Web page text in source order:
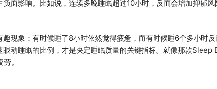
面影响。比如说，连续多晚睡眠超过10小时，反而会增加抑郁
现象：有时候睡了8小时依然觉得疲惫，而有时候睡6个多小时
动睡眠的比例，才是决定睡眠质量的关键指标。就像那款
。